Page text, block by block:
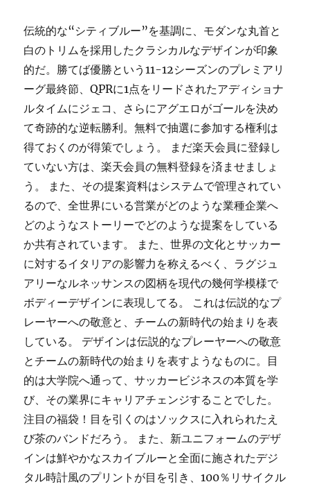
伝統的な“シティブルー”を基調に、モダンな丸首と
白のトリムを採用したクラシカルなデザインが印象
的だ。勝てば優勝という11-12シーズンのプレミアリ
ーグ最終節、QPRに1点をリードされたアディショナ
ルタイムにジェコ、さらにアグエロがゴールを決め
て奇跡的な逆転勝利。無料で抽選に参加する権利は
得ておくのが得策でしょう。 まだ楽天会員に登録し
ていない方は、楽天会員の無料登録を済ませましょ
う。 また、その提案資料はシステムで管理されてい
るので、全世界にいる営業がどのような業種企業へ
どのようなストーリーでどのような提案をしている
か共有されています。 また、世界の文化とサッカー
に対するイタリアの影響力を称えるべく、ラグジュ
アリーなルネッサンスの図柄を現代の幾何学模様で
ボディーデザインに表現してる。 これは伝説的なプ
レーヤーへの敬意と、チームの新時代の始まりを表
している。 デザインは伝説的なプレーヤーへの敬意
とチームの新時代の始まりを表すようなものに。目
的は大学院へ通って、サッカービジネスの本質を学
び、その業界にキャリアチェンジすることでした。
注目の福袋！目を引くのはソックスに入れられたえ
び茶のバンドだろう。 また、新ユニフォームのデザ
インは鮮やかなスカイブルーと全面に施されたデジ
タル時計風のプリントが目を引き、100％リサイクル